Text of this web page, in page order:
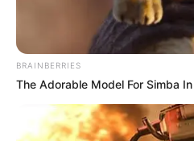
BRAINBERRIES
The Adorable Model For Simba